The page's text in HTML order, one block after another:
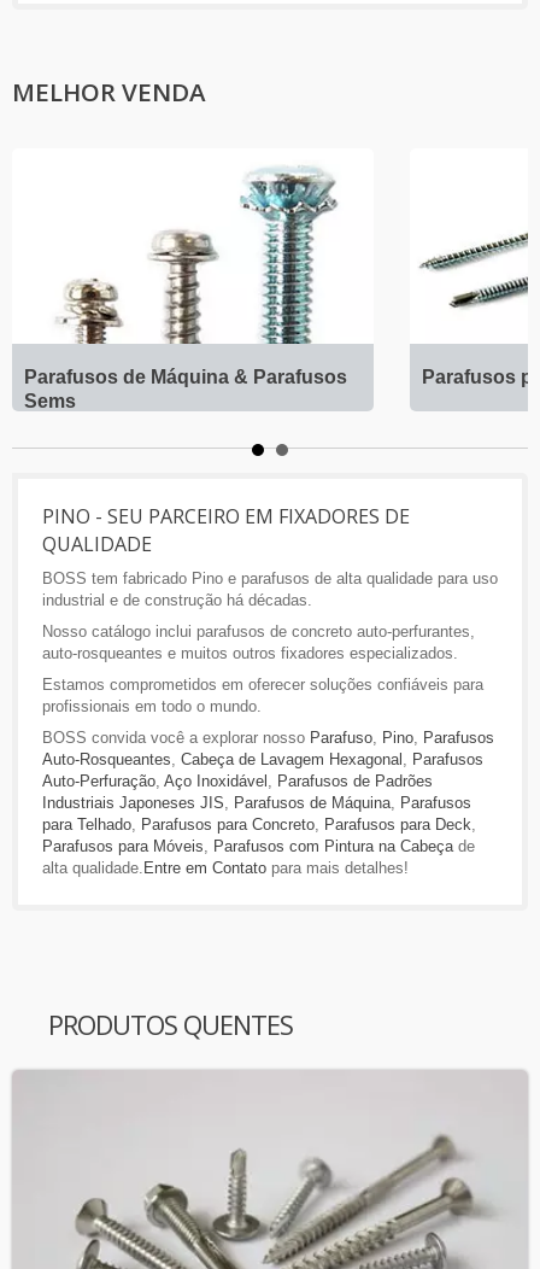
MELHOR VENDA
Parafusos de Máquina & Parafusos
Sems
Parafusos
PINO - SEU PARCEIRO EM FIXADORES DE
QUALIDADE
BOSS tem fabricado Pino e parafusos de alta qualidade para uso
industrial e de construção há décadas.
Nosso catálogo inclui parafusos de concreto auto-perfurantes,
auto-rosqueantes e muitos outros fixadores especializados.
Estamos comprometidos em oferecer soluções confiáveis para
profissionais em todo o mundo.
BOSS convida você a explorar nosso Parafuso Pino
Parafusos
Auto-Rosqueantes Cabeça de Lavagem Hexagonal
Parafusos
Auto-Perfuração Aço Inoxidável
Parafusos de Padrões
Industriais Japoneses JIS
Parafusos de Máquina
Parafusos
para Telhado
Parafusos para Concreto Parafusos para Deck
Parafusos para Móveis
Parafusos com Pintura na Cabeça de
alta qualidade. Entre em Contato para mais detalhes!
PRODUTOS QUENTES